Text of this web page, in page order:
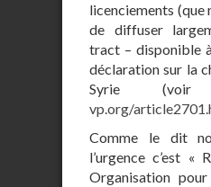
licenciements (que
de diffuser
tract – disponible
déclaration sur la
Syrie
vp.org/
Comme le dit
l’urgence c’est «
Organisation